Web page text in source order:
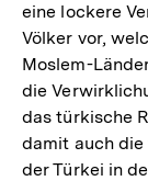
eine lockere
Völker vor,
Moslem-
die
das türkische
damit auch
der Türkei in